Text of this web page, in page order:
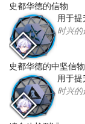
史都华德的信物
用于提
时兴的
史都华德的中坚信物
用于提
时兴的